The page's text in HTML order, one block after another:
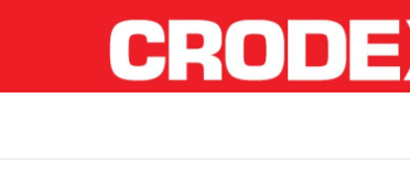
Brutalan govor Troskota koji je
istinom pokosio HDZ-ovce i
za sva vremena